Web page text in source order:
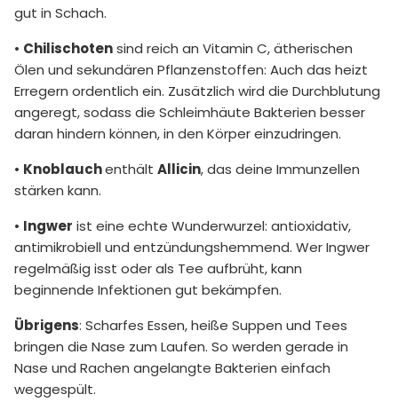
gut in Schach.
• Chilischotensind reich an Vitamin C, ätherischen
Ölen und sekundären Pflanzenstoffen: Auch das heizt
Erregern ordentlich ein. Zusätzlich wird die Durchblutung
angeregt, sodass die Schleimhäute Bakterien besser
daran hindern können, in den Körper einzudringen.
• Knoblauchenthält Allicin, das deine Immunzellen
stärken kann.
• Ingwer ist eine echte Wunderwurzel: antioxidativ,
antimikrobiell und entzündungshemmend. Wer Ingwer
regelmäßig isst oder als Tee aufbrüht, kann
beginnende Infektionen gut bekämpfen.
Übrigens: Scharfes Essen, heiße Suppen und Tees
bringen die Nase zum Laufen. So werden gerade in
Nase und Rachen angelangte Bakterien einfach
weggespült.